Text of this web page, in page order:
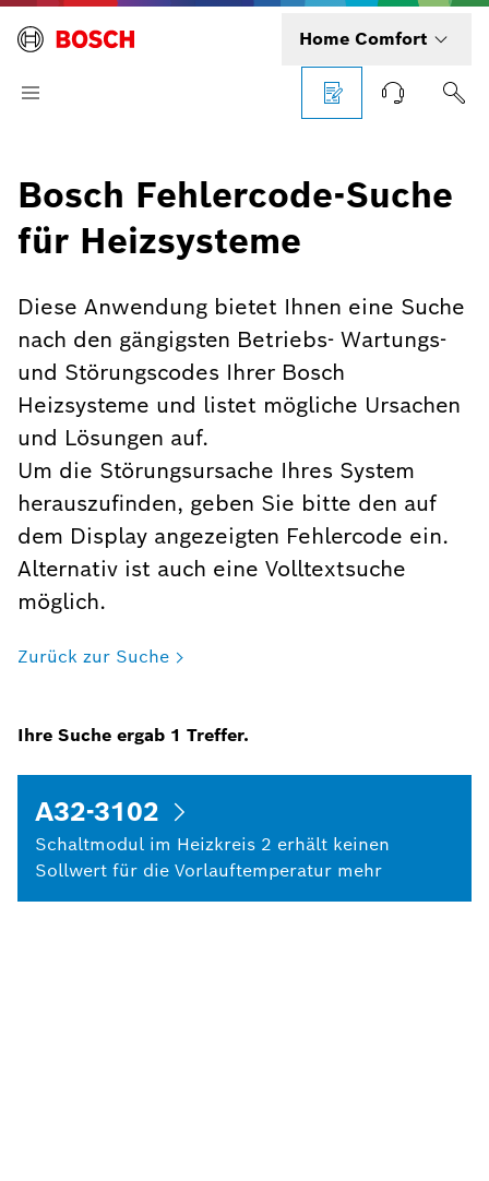
Home Comfort
Bosch Fehlercode-Suche
für Heizsysteme
Diese Anwendung bietet Ihnen eine Suche
nach den gängigsten Betriebs- Wartungs-
und Störungscodes Ihrer Bosch
Heizsysteme und listet mögliche Ursachen
und Lösungen auf.
Um die Störungsursache Ihres System
herauszufinden, geben Sie bitte den auf
dem Display angezeigten Fehlercode ein.
Alternativ ist auch eine Volltextsuche
möglich.
Zurück zur Suche
Ihre Suche ergab 1 Treffer.
A32-3102
Schaltmodul im Heizkreis 2 erhält keinen
Sollwert für die Vorlauftemperatur mehr